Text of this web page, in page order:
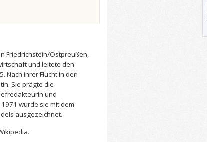
Friedrichstein/Ostpreußen,
und leitete den
Nach ihrer Flucht in den
Sie prägte die
und
wurde sie mit dem
ausgezeichnet.